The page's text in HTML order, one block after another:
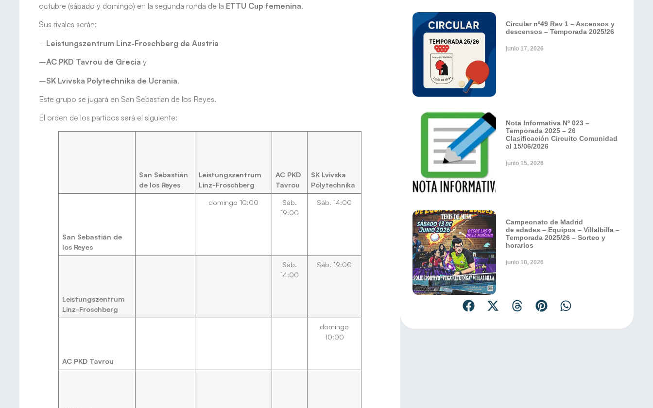
octubre (sábado y domingo) en la segunda ronda de la ETTU Cup femenina.
Sus rivales serán:
–Leistungszentrum Linz-Froschberg de Austria
–AC PKD Tavrou de Grecia y
–SK Lvivska Polytechnika de Ucrania.
Este grupo se jugará en San Sebastián de los Reyes.
El orden de los partidos será el siguiente:
San Sebastián
de los Reyes
Leistungszentrum
Linz-Froschberg
AC PKD
Tavrou
SK Lvivska
Polytechnika
San Sebastián de
los Reyes
domingo 10:00
Sáb.
19:00
Sáb. 14:00
Leistungszentrum
Linz-Froschberg
Sáb.
14:00
Sáb. 19:00
AC PKD Tavrou
domingo
10:00
Circular nº49 Rev 1 – Ascensos y
descensos – Temporada 2025/26
junio 17, 2026
Nota Informativa Nº 023 –
Temporada 2025 – 26
Clasificación Circuito Comunidad
al 15/06/2026
junio 15, 2026
Campeonato de Madrid
de edades – Equipos – Villalbilla –
Temporada 2025/26 – Sorteo y
horarios
junio 10, 2026